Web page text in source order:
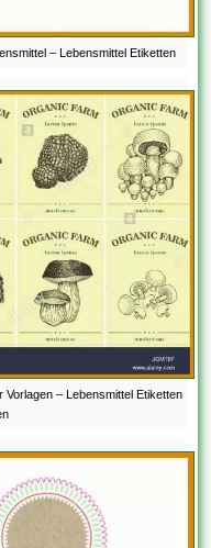
– Lebensmittel Etiketten
– Lebensmittel Etiketten